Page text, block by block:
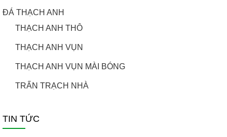
ĐÁ THẠCH ANH
THẠCH ANH THÔ
THẠCH ANH VỤN
THẠCH ANH VỤN MÀI BÓNG
TRẤN TRẠCH NHÀ
TIN TỨC